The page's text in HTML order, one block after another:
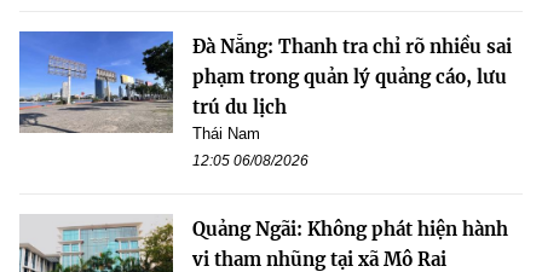
Đà Nẵng: Thanh tra chỉ rõ nhiều sai
phạm trong quản lý quảng cáo, lưu
trú du lịch
Thái Nam
12:05 06/08/2026
Quảng Ngãi: Không phát hiện hành
vi tham nhũng tại xã Mô Rai